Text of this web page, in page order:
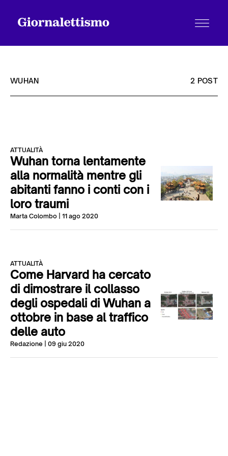
Chi siamo
Contatti
WUHAN 2 POST
ATTUALITÀ
Wuhan torna lentamente
alla normalità mentre gli
abitanti fanno i conti con i
loro traumi
Marta Colombo | 11 ago 2020
ATTUALITÀ
Come Harvard ha cercato
di dimostrare il collasso
degli ospedali di Wuhan a
ottobre in base al traffico
delle auto
Redazione | 09 giu 2020